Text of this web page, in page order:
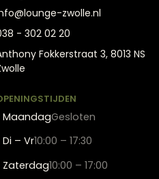
zwolle.nl
- 302 02 20
Fokkerstraat 3, 8013 NS
MaandagGesloten
Di – Vr10:00 – 17:30
Zaterdag10:00 – 17:00